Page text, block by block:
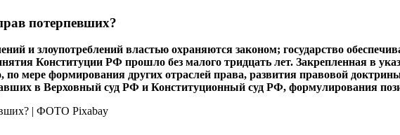
потерпевших?
и злоупотреблений властью охраняются законом; государство
Конституции РФ прошло без малого тридцать лет. Закрепленная в
мере формирования других отраслей права, развития правовой
в Верховный суд РФ и Конституционный суд РФ, формулирования